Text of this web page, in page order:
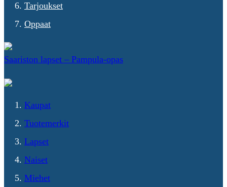
Tarjoukset
Oppaat
Saariston lapset – Pampula-opas
Kaupat
Tuotemerkit
Lapset
Naiset
Miehet